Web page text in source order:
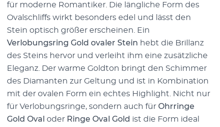
für moderne Romantiker. Die längliche Form des
Ovalschliffs wirkt besonders edel und lässt den
Stein optisch größer erscheinen. Ein
Verlobungsring Gold ovaler Stein hebt die Brillanz
des Steins hervor und verleiht ihm eine zusätzliche
Eleganz. Der warme Goldton bringt den Schimmer
des Diamanten zur Geltung und ist in Kombination
mit der ovalen Form ein echtes Highlight. Nicht nur
für Verlobungsringe, sondern auch für Ohrringe
Gold Oval oder Ringe Oval Gold ist die Form ideal